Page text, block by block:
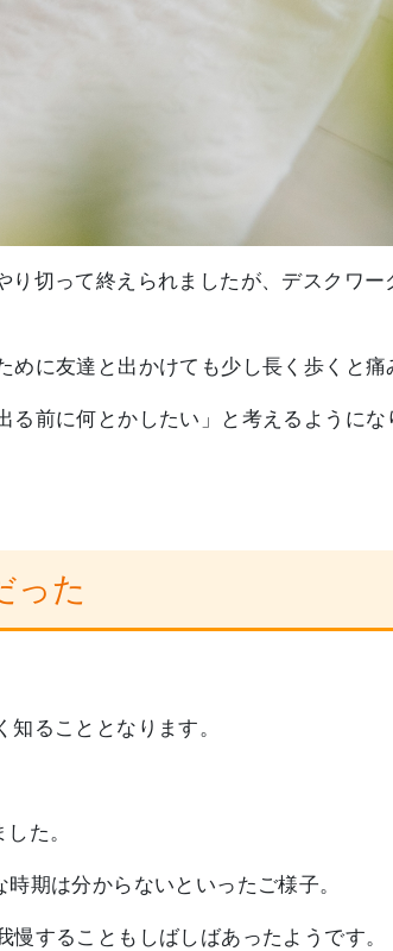
切って終えられましたが、デスクワ
めに友達と出かけても少し長く歩くと
前に何とかしたい」と考えるように
った
ることとなります。
た。
期は分からないといったご様子。
することもしばしばあったようです。